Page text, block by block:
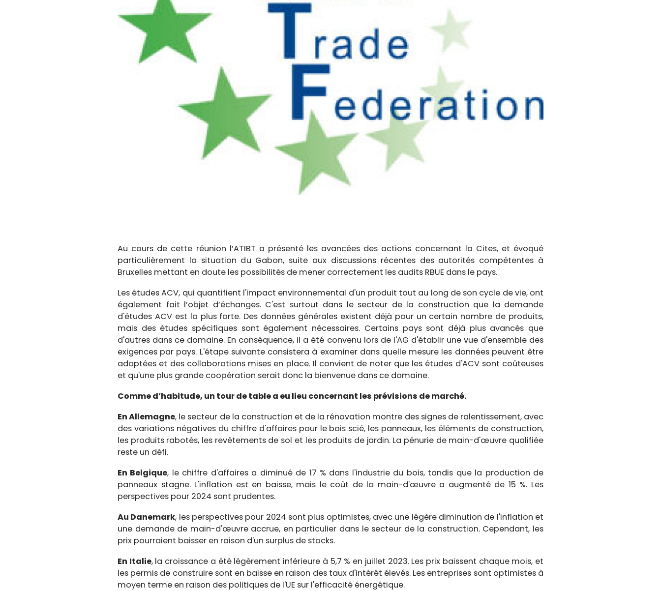
Au cours de cette réunion l’ATIBT a présenté les avancées des actions concernant la Cites, et évoqué
particulièrement la situation du Gabon, suite aux discussions récentes des autorités compétentes à
Bruxelles mettant en doute les possibilités de mener correctement les audits RBUE dans le pays.
Les études ACV, qui quantifient l'impact environnemental d'un produit tout au long de son cycle de vie, ont
également fait l’objet d’échanges. C'est surtout dans le secteur de la construction que la demande
d'études ACV est la plus forte. Des données générales existent déjà pour un certain nombre de produits,
mais des études spécifiques sont également nécessaires. Certains pays sont déjà plus avancés que
d'autres dans ce domaine. En conséquence, il a été convenu lors de l'AG d'établir une vue d'ensemble des
exigences par pays. L'étape suivante consistera à examiner dans quelle mesure les données peuvent être
adoptées et des collaborations mises en place. Il convient de noter que les études d'ACV sont coûteuses
et qu'une plus grande coopération serait donc la bienvenue dans ce domaine.
Comme d’habitude, un tour de table a eu lieu concernant les prévisions de marché.
En Allemagne, le secteur de la construction et de la rénovation montre des signes de ralentissement, avec
des variations négatives du chiffre d'affaires pour le bois scié, les panneaux, les éléments de construction,
les produits rabotés, les revêtements de sol et les produits de jardin. La pénurie de main-d'œuvre qualifiée
reste un défi.
En Belgique, le chiffre d'affaires a diminué de 17 % dans l'industrie du bois, tandis que la production de
panneaux stagne. L'inflation est en baisse, mais le coût de la main-d'œuvre a augmenté de 15 %. Les
perspectives pour 2024 sont prudentes.
Au Danemark, les perspectives pour 2024 sont plus optimistes, avec une légère diminution de l'inflation et
une demande de main-d'œuvre accrue, en particulier dans le secteur de la construction. Cependant, les
prix pourraient baisser en raison d'un surplus de stocks.
En Italie, la croissance a été légèrement inférieure à 5,7 % en juillet 2023. Les prix baissent chaque mois, et
les permis de construire sont en baisse en raison des taux d'intérêt élevés. Les entreprises sont optimistes à
moyen terme en raison des politiques de l'UE sur l'efficacité énergétique.